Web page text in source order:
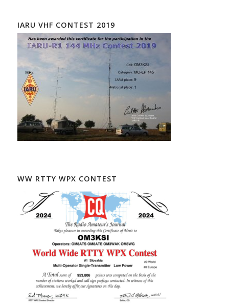
IARU VHF CONTEST 2019
WW RTTY WPX CONTEST